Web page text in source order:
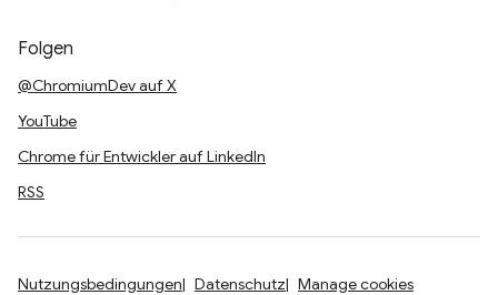
Folgen
@ChromiumDev auf X
YouTube
Chrome für Entwickler auf LinkedIn
RSS
Nutzungsbedingungen Datenschutz Manage cookies